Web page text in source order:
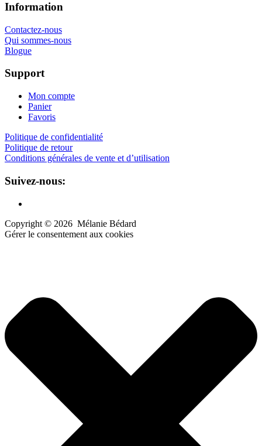
Information
Contactez-nous
Qui sommes-nous
Blogue
Support
Mon compte
Panier
Favoris
Politique de confidentialité
Politique de retour
Conditions générales de vente et d’utilisation
Suivez-nous:
Copyright © 2026 Mélanie Bédard
Gérer le consentement aux cookies